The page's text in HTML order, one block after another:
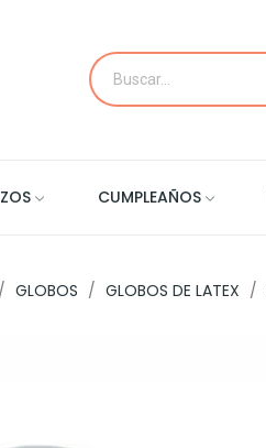
CUMPLEAÑOS
GLOBOS GLOBOS DE LATEX